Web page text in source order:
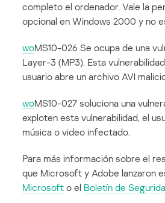
completo el ordenador. Vale la
opcional en Windows 2000 y no
woMS10-026 Se ocupa de una
Layer-3 (MP3). Esta
usuario abre un archivo AVI
woMS10-027 soluciona una
exploten esta vulnerabilidad, el
música o video infectado.
Para más información sobre el
que Microsoft y Adobe lanzaron
Microsoft o el Boletín de